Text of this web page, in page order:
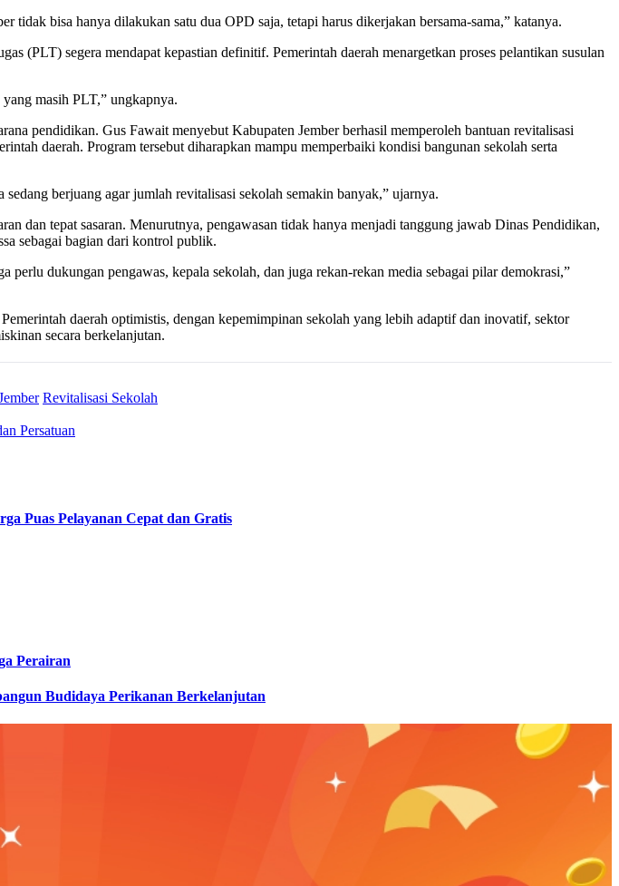
tidak bisa hanya dilakukan satu dua OPD saja, tetapi harus dikerjakan bersama-sama,” katanya.
(PLT) segera mendapat kepastian definitif. Pemerintah daerah menargetkan proses pelantikan susulan
masih PLT,” ungkapnya.
pendidikan. Gus Fawait menyebut Kabupaten Jember berhasil memperoleh bantuan revitalisasi
daerah. Program tersebut diharapkan mampu memperbaiki kondisi bangunan sekolah serta
berjuang agar jumlah revitalisasi sekolah semakin banyak,” ujarnya.
dan tepat sasaran. Menurutnya, pengawasan tidak hanya menjadi tanggung jawab Dinas Pendidikan,
sebagai bagian dari kontrol publik.
dukungan pengawas, kepala sekolah, dan juga rekan-rekan media sebagai pilar demokrasi,”
daerah optimistis, dengan kepemimpinan sekolah yang lebih adaptif dan inovatif, sektor
secara berkelanjutan.
Revitalisasi Sekolah
Persatuan
Puas Pelayanan Cepat dan Gratis
Perairan
Budidaya Perikanan Berkelanjutan